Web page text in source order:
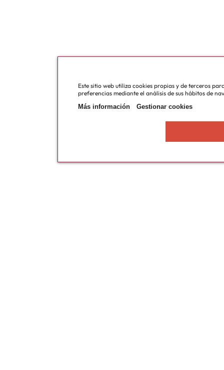
Este sitio web utiliza cookies propias y de terceros
preferencias mediante el análisis de sus hábitos de
Más información
Gestionar cookies